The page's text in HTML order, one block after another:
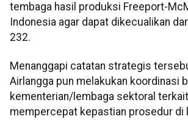
tembaga hasil produksi Freeport-
Indonesia agar dapat dikecualikan
232.
Menanggapi catatan strategis
Airlangga pun melakukan koordinasi
kementerian/lembaga sektoral
mempercepat kepastian prosedur di